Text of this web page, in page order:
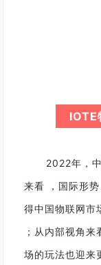
IOTE
2022年，
来看 ，国际形
得中国物联网市
；从内部视角
场的玩法也迎来